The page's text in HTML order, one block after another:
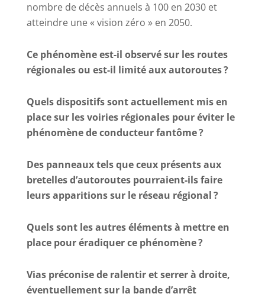
nombre de décès annuels à 100 en 2030 et
atteindre une « vision zéro » en 2050.
Ce phénomène est-il observé sur les routes
régionales ou est-il limité aux autoroutes ?
Quels dispositifs sont actuellement mis en
place sur les voiries régionales pour éviter le
phénomène de conducteur fantôme ?
Des panneaux tels que ceux présents aux
bretelles d’autoroutes pourraient-ils faire
leurs apparitions sur le réseau régional ?
Quels sont les autres éléments à mettre en
place pour éradiquer ce phénomène ?
Vias préconise de ralentir et serrer à droite,
éventuellement sur la bande d’arrêt